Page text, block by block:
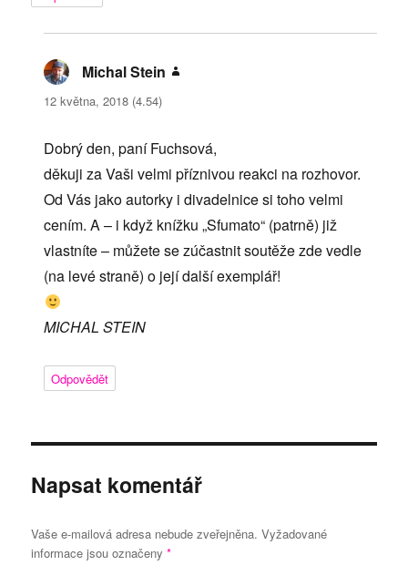
Michal Stein
12 května, 2018 (4.54)
Dobrý den, paní Fuchsová,
děkuji za Vaši velmi příznivou reakci na rozhovor.
Od Vás jako autorky i divadelnice si toho velmi
cením. A – i když knížku „Sfumato“ (patrně) již
vlastníte – můžete se zúčastnit soutěže zde vedle
(na levé straně) o její další exemplář!
MICHAL STEIN
Odpovědět
Napsat komentář
Vaše e-mailová adresa nebude zveřejněna. Vyžadované
informace jsou označeny*